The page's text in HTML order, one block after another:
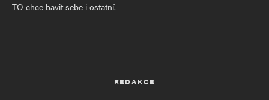
TO chce bavit sebe i ostatní.
REDAKCE